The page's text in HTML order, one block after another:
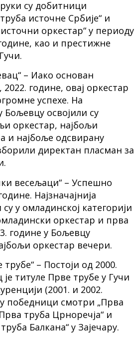
су добитници
источне Србије“ и
оркестар“ у периоду
као и престижне
– Иако основан
године, овај оркестар
успехе. На
освојили су
оркестар, најбољи
и најбоље одсвирану
директан пласман за
весељаци“ – Успешно
Најзначајнија
у омладинској категорији
оркестар и прва
године у Бољевцу
оркестар вечери.
– Постоји од 2000.
титуле Прве трубе у Гучи
(2001. и 2002.
победници смотри „Прва
труба Црноречја“ и
Балкана“ у Зајечару.